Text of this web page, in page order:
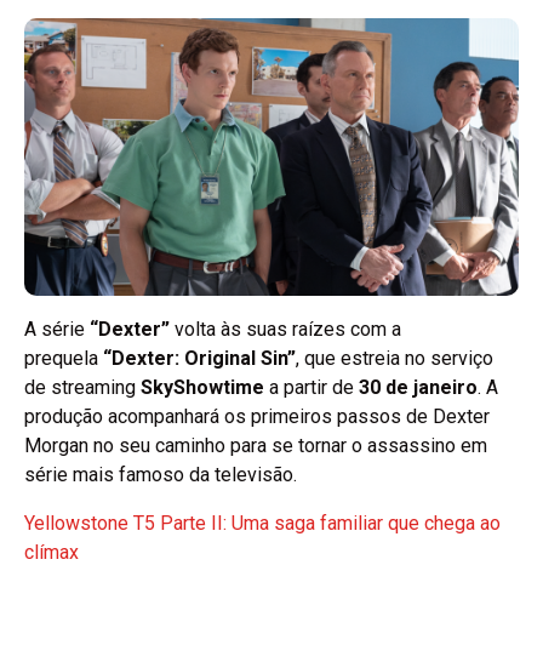
A série “Dexter” volta às suas raízes com a
prequela “Dexter: Original Sin”, que estreia no serviço
de streaming SkyShowtime a partir de 30 de janeiro. A
produção acompanhará os primeiros passos de Dexter
Morgan no seu caminho para se tornar o assassino em
série mais famoso da televisão.
Yellowstone T5 Parte II: Uma saga familiar que chega ao
clímax